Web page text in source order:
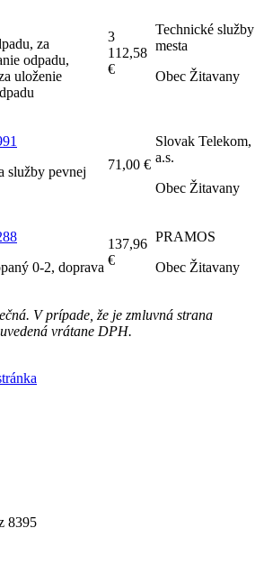
za
odpadu,
uloženie
3
112,58
€
Technické služby
mesta
Obec Žitavany
služby pevnej
71,00 €
Slovak Telekom,
a.s.
Obec Žitavany
0-2, doprava
137,96
€
PRAMOS
Obec Žitavany
V prípade, že je zmluvná strana
vrátane DPH.
8395